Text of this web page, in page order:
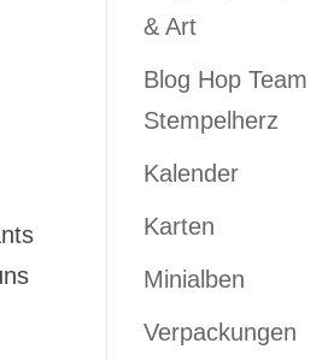
& Art
Blog Hop Team
Stempelherz
Kalender
Karten
Minialben
Verpackungen